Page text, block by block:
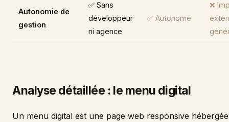
Autonomie de
gestion
✅ Sans
développeur
ni agence
✅ Autonome
❌
Analyse détaillée : le menu digital
Un menu digital est une page web responsive